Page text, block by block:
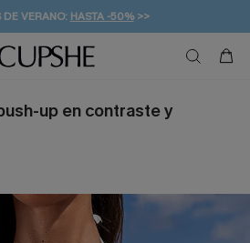
VERANO:-10% EN 2 VESTIDOS
& GANAR -10% EXTRA!
A PARTIR DE 49 € >>
up en contraste y